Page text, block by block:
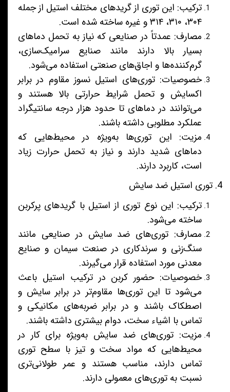
ترکیب: این توری از گریدهای مختلف استیل از جمله
۳۰۴، ۳۱۰، ۳۱۴ و غیره ساخته شده است.
مصارف: عمدتاً در صنایعی که نیاز به تحمل دماهای
بسیار بالا دارند مانند صنایع سرامیک‌سازی،
گرم‌کننده‌ها و اجاق‌های صنعتی استفاده می‌شود.
خصوصیات: توری‌های استیل نسوز مقاوم در برابر
اکسایش و تحمل شرایط حرارتی بالا هستند و
می‌توانند در دماهای تا حدود هزار درجه سانتیگراد
عملکرد مطلوبی داشته باشند.
مزیت: این توری‌ها به‌ویژه در محیط‌هایی که
دماهای شدید دارند و نیاز به تحمل حرارت زیاد
است، کاربرد دارند.
4. توری استیل ضد سایش
ترکیب: این نوع توری از استیل با گریدهای پرکربن
ساخته می‌شود.
مصارف: توری‌های ضد سایش در صنایعی مانند
سنگ‌زنی و سرندکاری در صنعت سیمان و صنایع
معدنی مورد استفاده قرار می‌گیرند.
خصوصیات: حضور کربن در ترکیب استیل باعث
می‌شود تا این توری‌ها مقاوم‌تر در برابر سایش و
اصطکاک باشند و در برابر ضربه‌های مکانیکی و
تماس با اشیاء سخت، دوام بیشتری داشته باشند.
مزیت: توری‌های ضد سایش به‌ویژه برای کار در
محیط‌هایی که مواد سخت و تیز با سطح توری
تماس دارند، مناسب هستند و عمر طولانی‌تری
نسبت به توری‌های معمولی دارند.